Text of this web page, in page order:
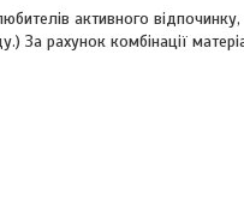
активного відпочинку,
За рахунок комбінації